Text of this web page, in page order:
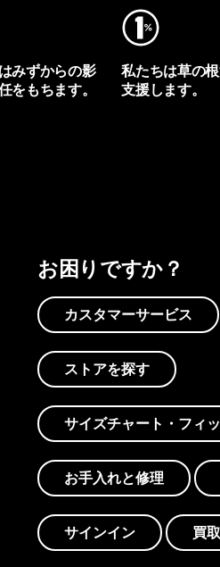
みずからの影
をもちます。
私たちは草の
支援します。
お困りですか？
カスタマーサービス
ストアを探す
サイズチャート・フィ
お手入れと修理
サインイン 買取